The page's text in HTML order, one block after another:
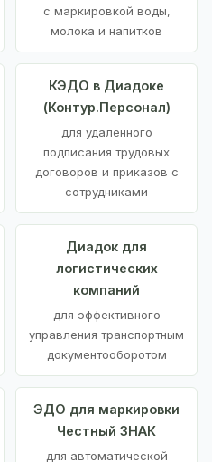
с маркировкой воды,
молока и напитков
КЭДО в Диадоке
(Контур.Персонал)
для удаленного
подписания трудовых
договоров и приказов с
сотрудниками
Диадок для
логистических
компаний
для эффективного
управления транспортным
документооборотом
ЭДО для маркировки
Честный ЗНАК
для автоматической